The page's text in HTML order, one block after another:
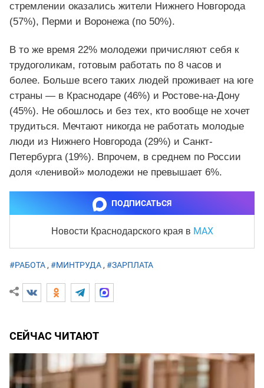
стремлении оказались жители Нижнего Новгорода
(57%), Перми и Воронежа (по 50%).
В то же время 22% молодежи причисляют себя к
трудоголикам, готовым работать по 8 часов и
более. Больше всего таких людей проживает на юге
страны — в Краснодаре (46%) и Ростове-на-Дону
(45%). Не обошлось и без тех, кто вообще не хочет
трудиться. Мечтают никогда не работать молодые
люди из Нижнего Новгорода (29%) и Санкт-
Петербурга (19%). Впрочем, в среднем по России
доля «ленивой» молодежи не превышает 6%.
ПОДПИСАТЬСЯ
Новости Краснодарского края в MAX
#РАБОТА, #МИНТРУДА, #ЗАРПЛАТА
СЕЙЧАС ЧИТАЮТ